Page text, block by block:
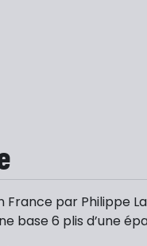
France par Philippe
base 6 plis d’une